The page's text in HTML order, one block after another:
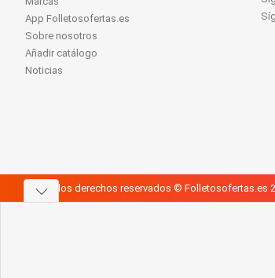
App Folletosofertas.es
Sobre nosotros
Añadir catálogo
Noticias
Todos los derechos reservados © Folletosofertas.es